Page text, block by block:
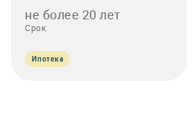
не более 20 лет
Срок
Ипотека